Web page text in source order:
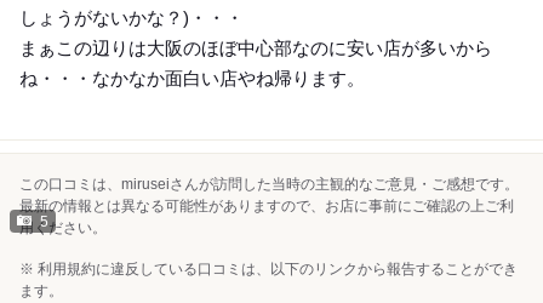
しょうがないかな？)・・・
まぁこの辺りは大阪のほぼ中心部なのに安い店が多いから
ね・・・なかなか面白い店やね帰ります。
5
この口コミは、miruseiさんが訪問した当時の主観的なご意見・ご感想です。
最新の情報とは異なる可能性がありますので、お店に事前にご確認の上ご利
用ください。
※ 利用規約に違反している口コミは、以下のリンクから報告することができ
ます。